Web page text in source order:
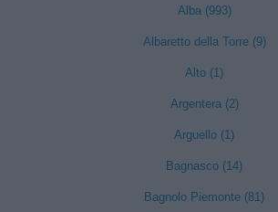
Alba (993)
Albaretto della Torre (9)
Alto (1)
Argentera (2)
Arguello (1)
Bagnasco (14)
Bagnolo Piemonte (81)